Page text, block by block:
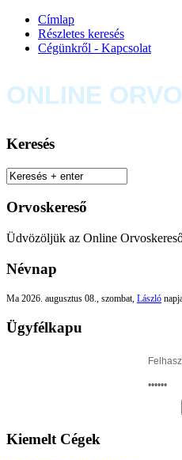
Címlap
Részletes keresés
Cégünkről - Kapcsolat
ONLINE
Keresés
Orvoskereső
Üdvözöljük az Online
Névnap
Ma 2026. augusztus 08., szombat, László
Ügyfélkapu
Kiemelt Cégek